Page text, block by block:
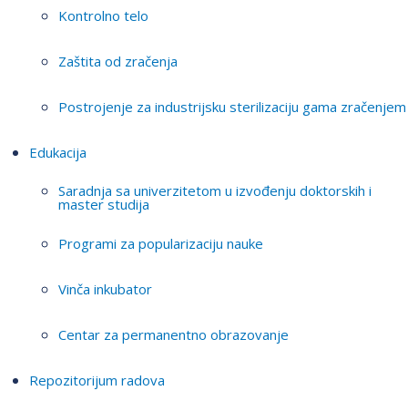
Kontrolno telo
Zaštita od zračenja
Postrojenje za industrijsku sterilizaciju gama zračenjem
Edukacija
Saradnja sa univerzitetom u izvođenju doktorskih i
master studija
Programi za popularizaciju nauke
Vinča inkubator
Centar za permanentno obrazovanje
Repozitorijum radova